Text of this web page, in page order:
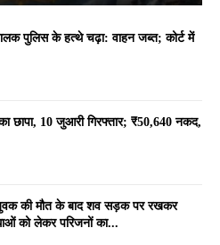
पुलिस के हत्थे चढ़ा: वाहन जब्त; कोर्ट में
10 जुआरी गिरफ्तार; ₹50,640 नकद,
युवक की मौत के बाद शव सड़क पर रखकर
को लेकर परिजनों का...